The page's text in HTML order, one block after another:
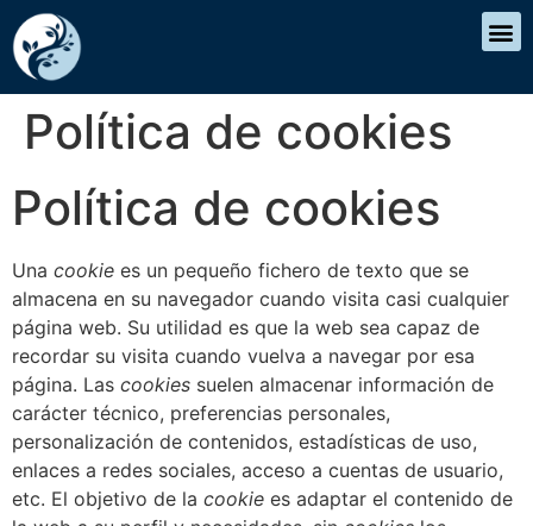
Política de cookies
Política de cookies
Una cookie es un pequeño fichero de texto que se
almacena en su navegador cuando visita casi cualquier
página web. Su utilidad es que la web sea capaz de
recordar su visita cuando vuelva a navegar por esa
página. Las cookies suelen almacenar información de
carácter técnico, preferencias personales,
personalización de contenidos, estadísticas de uso,
enlaces a redes sociales, acceso a cuentas de usuario,
etc. El objetivo de la cookie es adaptar el contenido de